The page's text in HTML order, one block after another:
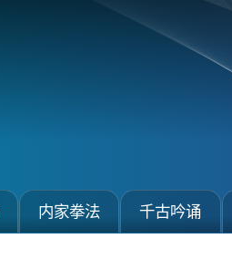
内家拳法 千古吟诵